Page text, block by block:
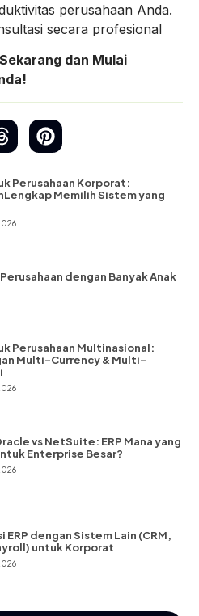
perusahaan Anda.
secara profesional
Sekarang dan Mulai
Perusahaan Korporat:
Memilih Sistem yang
dengan Banyak Anak
Perusahaan Multinasional:
Multi-Currency & Multi-
vs NetSuite: ERP Mana yang
Enterprise Besar?
ERP dengan Sistem Lain (CRM,
untuk Korporat